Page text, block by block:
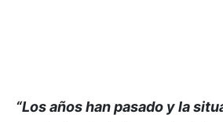
“Los años han pasado y la